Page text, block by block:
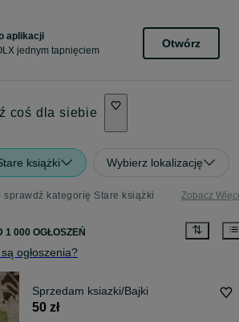
aplikacji
jednym tapnięciem
Otwórz
coś dla siebie
książki Wybierz lokalizację
sprawdź kategorię Stare książki Zobacz
1 000 OGŁOSZEŃ
ogłoszenia?
Sprzedam ksiazki/Bajki
50 zł